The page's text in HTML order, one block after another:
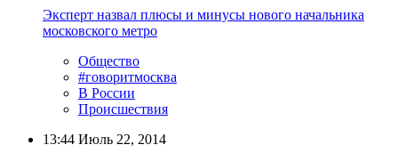
Эксперт назвал плюсы и минусы нового начальника
московского метро
Общество
#говоритмосква
В России
Происшествия
13:44 Июль 22, 2014